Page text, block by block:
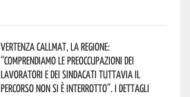
Vertenza CallMat, la Regione:
“comprendiamo le preoccupazioni dei
lavoratori e dei sindacati tuttavia il
percorso non si è interrotto”. I dettagli